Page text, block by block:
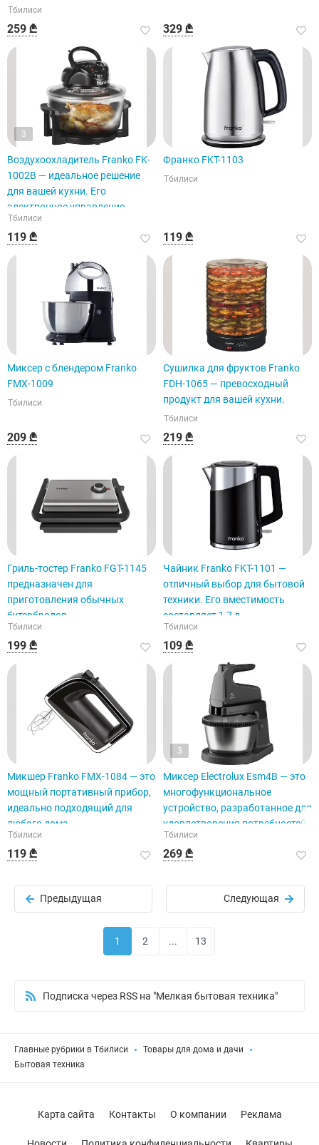
Тбилиси
259 ₾ 329 ₾
3
Воздухоохладитель Franko FK-
1002B — идеальное решение
для вашей кухни. Его
электронное управление
Тбилиси
119 ₾
Франко FKT-1103
Тбилиси
119 ₾
Миксер с блендером Franko
FMX-1009
Тбилиси
209 ₾
Сушилка для фруктов Franko
FDH-1065 — превосходный
продукт для вашей кухни.
Тбилиси
219 ₾
Гриль-тостер Franko FGT-1145
предназначен для
приготовления обычных
бутербродов.
Тбилиси
199 ₾
Чайник Franko FKT-1101 —
отличный выбор для бытовой
техники. Его вместимость
составляет 1,7 л.
Тбилиси
109 ₾
Микшер Franko FMX-1084 — это
мощный портативный прибор,
идеально подходящий для
любого дома.
Тбилиси
119 ₾
3
Миксер Electrolux Esm4B — это
многофункциональное
устройство, разработанное для
удовлетворения потребностей
вашей кухни.
Тбилиси
269 ₾
Предыдущая Следующая
1 2 ... 13
Подписка через RSS на "Мелкая бытовая техника"
Главные рубрики в Тбилиси
Товары для дома и дачи
Бытовая техника
Карта сайта Контакты О компании Реклама